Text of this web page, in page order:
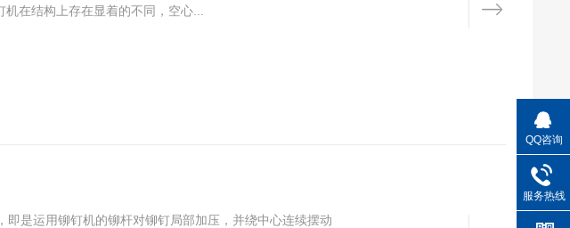
在结构上存在显着的不同，空心...
是运用铆钉机的铆杆对铆钉局部加压，并绕中心连续摆动
QQ咨询
服务热线